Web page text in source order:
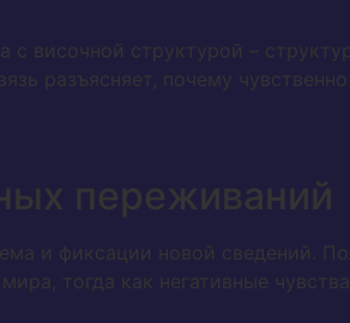
с височной структурой –
разъясняет, почему
переживаний
и фиксации новой сведений.
тогда как негативные